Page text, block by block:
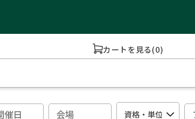
カートを見る(0)